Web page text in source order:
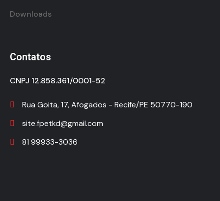
Downloads
Contatos
CNPJ 12.858.361/0001-52
Rua Goita, 17, Afogados - Recife/PE 50770-190
site.fpetkd@gmail.com
81 99933-3036